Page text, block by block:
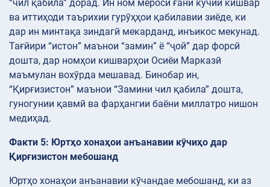
“чил қабила” дорад. Ин ном мероси ғанӣ кӯчии кишвар
ва иттиҳоди таърихии гурӯҳҳои қабилавии зиёде, ки
дар ин минтақа зиндагӣ мекарданд, инъикос мекунад.
Тағйири “истон” маънои “замин” ё “ҷой” дар форсӣ
дошта, дар номҳои кишварҳои Осиёи Марказӣ
маъмулан вохӯрда мешавад. Бинобар ин,
“Қирғизистон” маънои “Замини чил қабила” дошта,
гуногунии қавмӣ ва фарҳангии баёни миллатро нишон
медиҳад.
Факти 5: Юртҳо хонаҳои анъанавии кӯчиҳо дар
Қирғизистон мебошанд
Юртҳо хонаҳои анъанавии кӯчандае мебошанд, ки аз